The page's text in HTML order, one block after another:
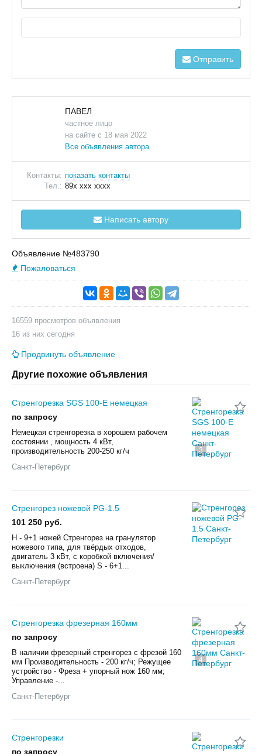
Отправить
ПАВЕЛ
частное лицо
на сайте с 18 мая 2022
Все объявления автора
Контакты: показать контакты
Тел.: 89x xxx xxxx
Написать автору
Объявление №483790
Пожаловаться
16559 просмотров объявления
16 из них сегодня
Продвинуть объявление
Другие похожие объявления
3
Стренгорезка SGS 100-E немецкая
по запросу
Немецкая стренгорезка в хорошем рабочем
состоянии , мощность 4 кВт,
производительность 200-250 кг/ч
Санкт-Петербург
Стренгорез ножевой PG-1.5
101 250 руб.
H - 9+1 ножей Стренгорез на гранулятор
ножевого типа, для твёрдых отходов,
двигатель 3 кВт, с коробкой включения/
выключения (встроена) S - 6+1...
Санкт-Петербург
4
Стренгорезка фрезерная 160мм
по запросу
В наличии фрезерный стренгорез с фрезой 160
мм Производительность - 200 кг/ч; Режущее
устройство - Фреза + упорный нож 160 мм;
Управление -...
Санкт-Петербург
Стренгорезки
по запросу